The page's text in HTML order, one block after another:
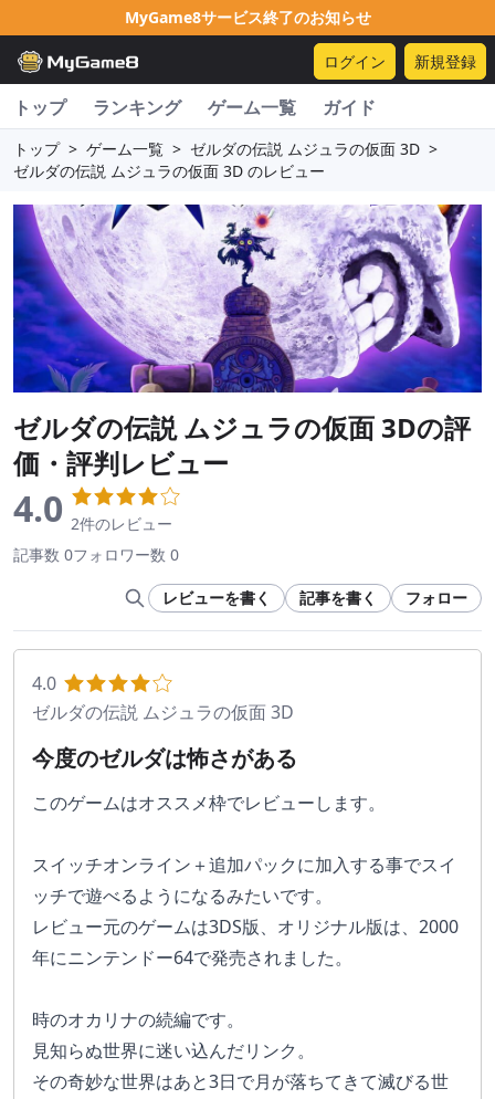
MyGame8サービス終了のお知らせ
ログイン 新規登録
トップ ランキング ゲーム一覧 ガイド
トップ > ゲーム一覧 > ゼルダの伝説 ムジュラの仮面 3D >
ゼルダの伝説 ムジュラの仮面 3D のレビュー
ゼルダの伝説 ムジュラの仮面 3Dの評
価・評判レビュー
4.0 2件のレビュー
記事数 0フォロワー数 0
レビューを書く 記事を書く フォロー
4.0
ゼルダの伝説 ムジュラの仮面 3D
今度のゼルダは怖さがある
このゲームはオススメ枠でレビューします。
スイッチオンライン＋追加パックに加入する事でスイ
ッチで遊べるようになるみたいです。
レビュー元のゲームは3DS版、オリジナル版は、2000
年にニンテンドー64で発売されました。
時のオカリナの続編です。
見知らぬ世界に迷い込んだリンク。
その奇妙な世界はあと3日で月が落ちてきて滅びる世